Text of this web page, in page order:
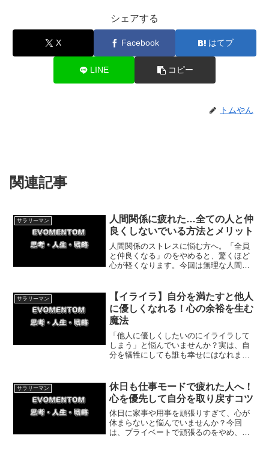
シェアする
X Facebook はてブ
LINE コピー
トムやん
関連記事
サラリーマン
人間関係に疲れた…全ての人と仲
良くしないでいる方法とメリット
人間関係のストレスに悩む方へ。「全員
と仲良くなる」のをやめると、驚くほど
心が軽くなります。今回は無理な人間関
ずは気が進まない誘いを1回断ることから
始めてみませんか？
サラリーマン
【イライラ】自分を満たすと他人
に優しくなれる！心の余裕を生む
魔法
「他人に優しくしたいのにイライラして
しまう」と悩んでいませんか？実は、自
分を犠牲にしても誰も幸せにはなれませ
します。心に余裕を生む、今日からの簡
単な一歩とは？
サラリーマン
休日も仕事モードで疲れた人へ！
心を優先して自分を取り戻すコツ
休日に家事や用事を頑張りすぎて、心が
休まらないと悩んでいませんか？今回
は、プライベートで頑張るのをやめ、自